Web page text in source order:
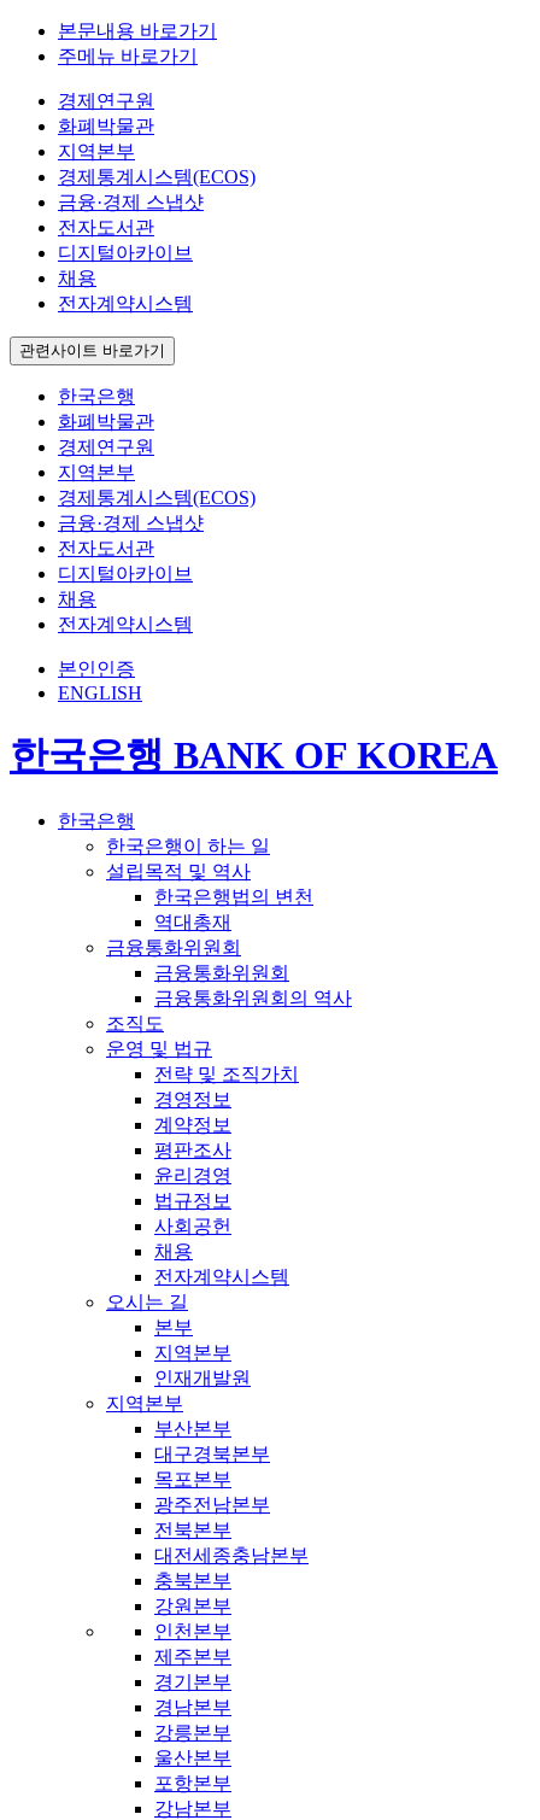
본문내용 바로가기
주메뉴 바로가기
경제연구원
화폐박물관
지역본부
경제통계시스템(ECOS)
금융·경제 스냅샷
전자도서관
디지털아카이브
채용
전자계약시스템
관련사이트 바로가기
한국은행
화폐박물관
경제연구원
지역본부
경제통계시스템(ECOS)
금융·경제 스냅샷
전자도서관
디지털아카이브
채용
전자계약시스템
본인인증
ENGLISH
한국은행 BANK OF KOREA
한국은행
한국은행이 하는 일
설립목적 및 역사
한국은행법의 변천
역대총재
금융통화위원회
금융통화위원회
금융통화위원회의 역사
조직도
운영 및 법규
전략 및 조직가치
경영정보
계약정보
평판조사
윤리경영
법규정보
사회공헌
채용
전자계약시스템
오시는 길
본부
지역본부
인재개발원
지역본부
부산본부
대구경북본부
목포본부
광주전남본부
전북본부
대전세종충남본부
충북본부
강원본부
인천본부
제주본부
경기본부
경남본부
강릉본부
울산본부
포항본부
강남본부